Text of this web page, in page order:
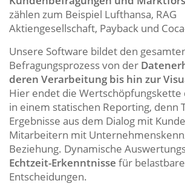
zählen zum Beispiel Lufthansa, RAG
Aktiengesellschaft, Payback und
Unsere Software bildet den
Befragungsprozess von der
deren Verarbeitung bis hin zur
Hier endet die Wertschöpfungskette
in einem statischen Reporting, denn
Ergebnisse aus dem Dialog mit
Mitarbeitern mit
Beziehung. Dynamische
Echtzeit-Erkenntnisse für belastbare
Entscheidungen.